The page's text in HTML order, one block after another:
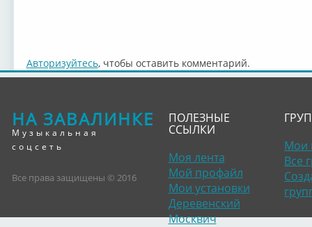
Авторизуйтесь, чтобы оставить комментарий.
НА ЗАВАЛИНКЕ
Музыкальная
соцсеть
Все права защищены © 2016
ПОЛЕЗНЫЕ
ССЫЛКИ
Моя лента
Мой профайл
Мои установки
Деревенский
Москвич
Мои
Все